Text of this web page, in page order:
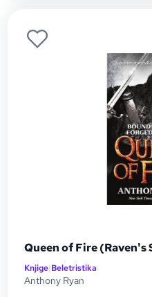
Queen of Fire (Raven's
Knjige|Beletristika
Anthony Ryan